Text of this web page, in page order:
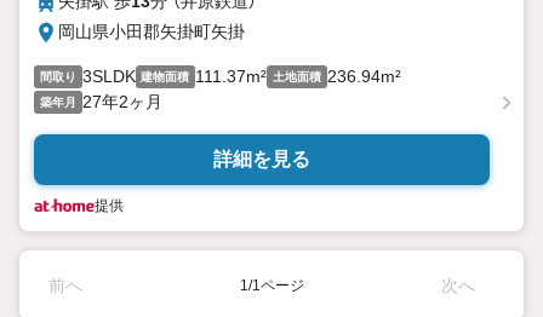
岡山県小田郡矢掛町矢掛
間取り 3SLDK 建物面積 111.37m² 土地面積 236.94m²
築年月 27年2ヶ月
詳細を見る
提供
前へ 1/1ページ 次へ